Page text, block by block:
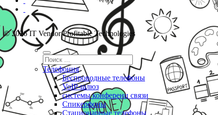
© 2026 IT Vendor Profitable Technologies
Телефония
Беспроводные телефоны
VoIP-шлюз
системы конференц связи
Спикерфоны
Стационарные телефоны